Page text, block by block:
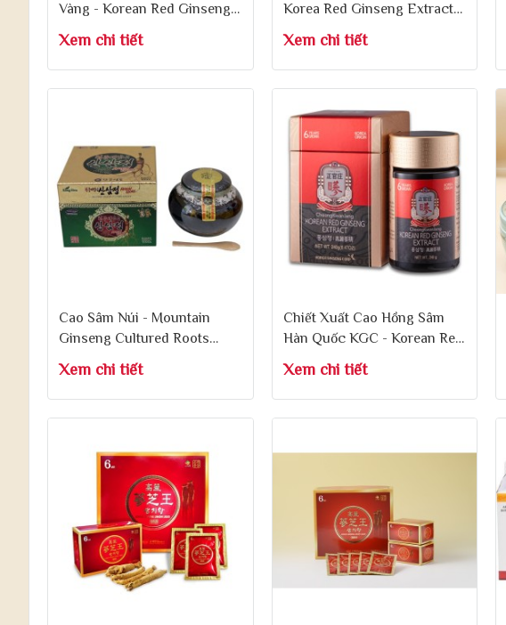
Vàng - Korean Red Ginseng
Gold 240g x 3 Lọ
Xem chi tiết
Korea Red Ginseng Extract
Xem chi tiết
Cao Sâm Núi - Mountain
Ginseng Cultured Roots
Royal Gold 1000g
Xem chi tiết
Chiết Xuất Cao Hồng Sâm
Hàn Quốc KGC - Korean Red
Ginseng Extract 240g
Xem chi tiết